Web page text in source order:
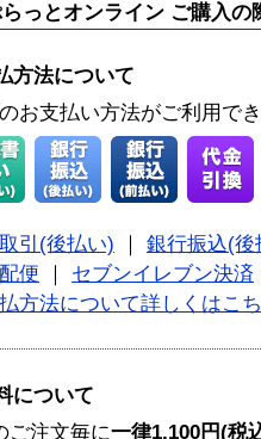
っとオンライン ご購入の
方法について
お支払い方法がご利用で
引(後払い)
銀行振込(後
便
セブンイレブン決済
方法について詳しくはこ
について
ご注文毎に一律1,100円(税